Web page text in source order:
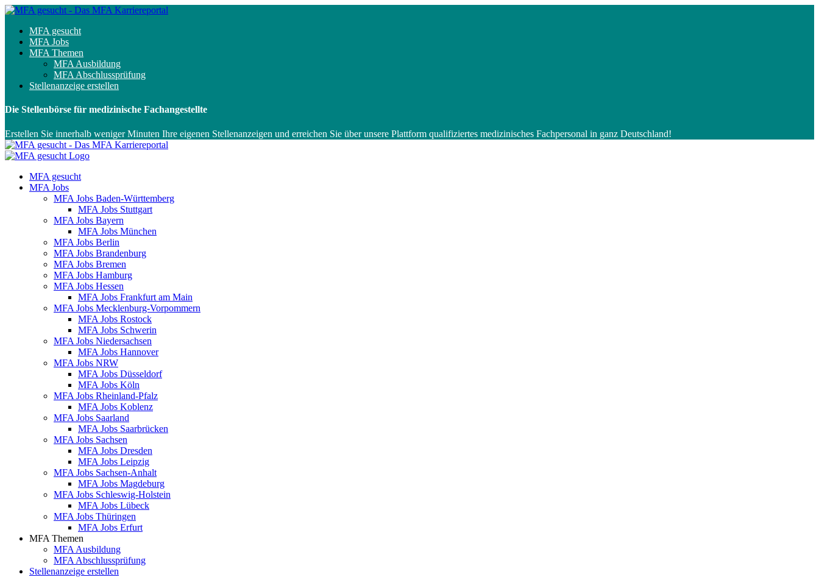
MFA gesucht
MFA Jobs
MFA Themen
MFA Ausbildung
MFA Abschlussprüfung
Stellenanzeige erstellen
Die Stellenbörse für medizinische Fachangestellte
Erstellen Sie innerhalb weniger Minuten Ihre eigenen Stellenanzeigen und erreichen Sie über unsere Plattform qualifiziertes medizinisches Fachpersonal in ganz Deutschland!
MFA gesucht
MFA Jobs
MFA Jobs Baden-Württemberg
MFA Jobs Stuttgart
MFA Jobs Bayern
MFA Jobs München
MFA Jobs Berlin
MFA Jobs Brandenburg
MFA Jobs Bremen
MFA Jobs Hamburg
MFA Jobs Hessen
MFA Jobs Frankfurt am Main
MFA Jobs Mecklenburg-Vorpommern
MFA Jobs Rostock
MFA Jobs Schwerin
MFA Jobs Niedersachsen
MFA Jobs Hannover
MFA Jobs NRW
MFA Jobs Düsseldorf
MFA Jobs Köln
MFA Jobs Rheinland-Pfalz
MFA Jobs Koblenz
MFA Jobs Saarland
MFA Jobs Saarbrücken
MFA Jobs Sachsen
MFA Jobs Dresden
MFA Jobs Leipzig
MFA Jobs Sachsen-Anhalt
MFA Jobs Magdeburg
MFA Jobs Schleswig-Holstein
MFA Jobs Lübeck
MFA Jobs Thüringen
MFA Jobs Erfurt
MFA Themen
MFA Ausbildung
MFA Abschlussprüfung
Stellenanzeige erstellen